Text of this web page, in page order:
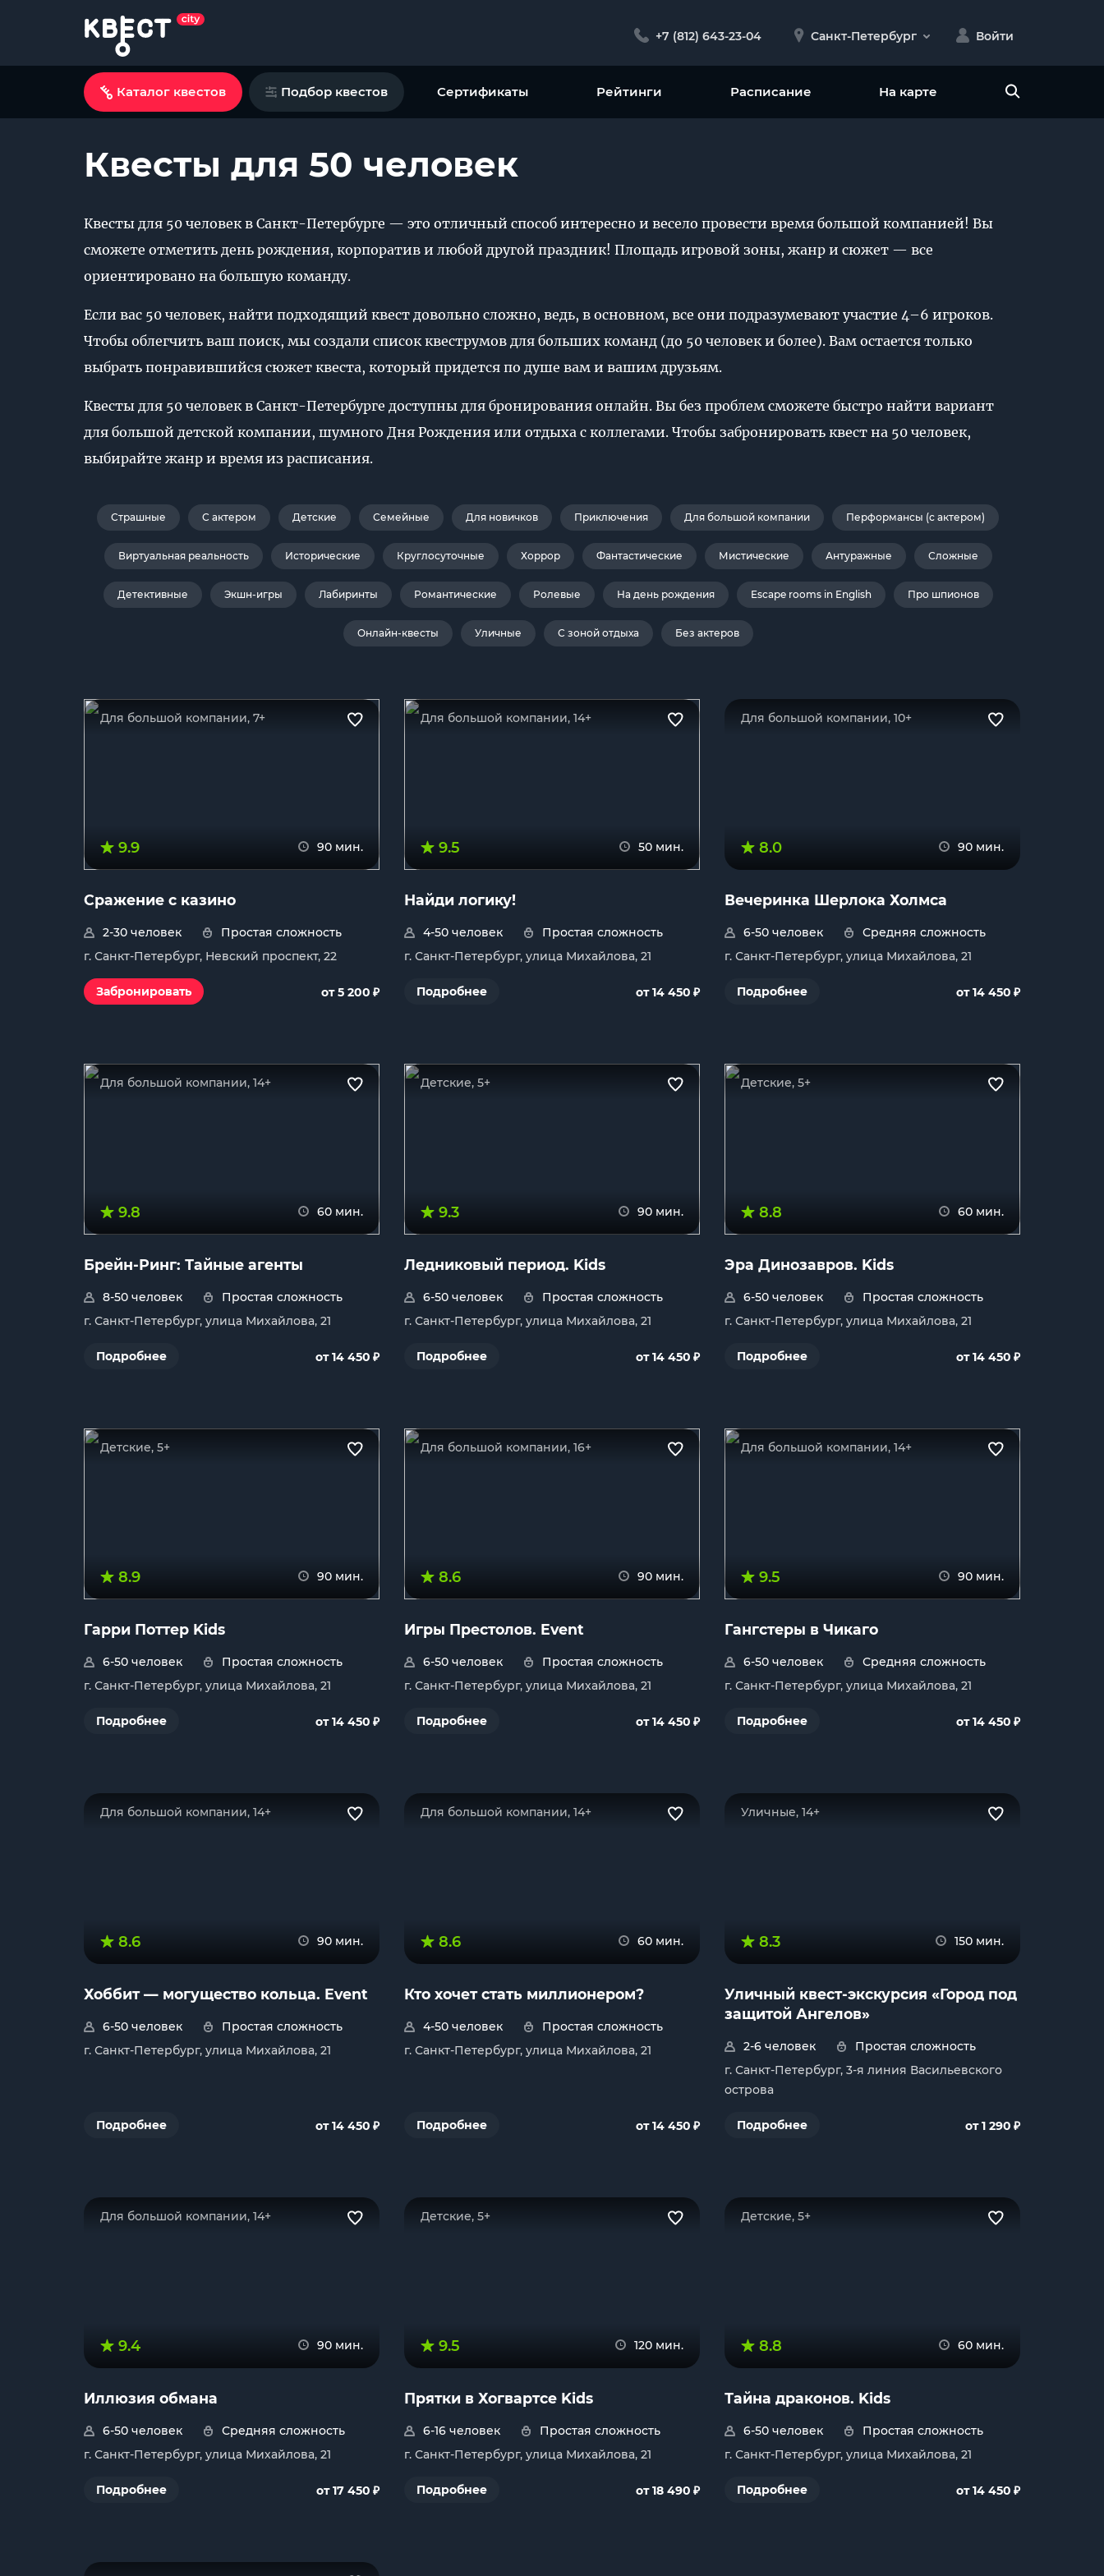
+7 (812) 643-23-04 Санкт-Петербург Войти
Каталог квестов Подбор квестов Сертификаты Рейтинги Расписание На карте
Квесты для 50 человек
Квесты для 50 человек в Санкт-Петербурге — это отличный способ интересно и весело провести время большой компанией! Вы
сможете отметить день рождения, корпоратив и любой другой праздник! Площадь игровой зоны, жанр и сюжет — все
ориентировано на большую команду.
Если вас 50 человек, найти подходящий квест довольно сложно, ведь, в основном, все они подразумевают участие 4–6 игроков.
Чтобы облегчить ваш поиск, мы создали список квеструмов для больших команд (до 50 человек и более). Вам остается только
выбрать понравившийся сюжет квеста, который придется по душе вам и вашим друзьям.
Квесты для 50 человек в Санкт-Петербурге доступны для бронирования онлайн. Вы без проблем сможете быстро найти вариант
для большой детской компании, шумного Дня Рождения или отдыха с коллегами. Чтобы забронировать квест на 50 человек,
выбирайте жанр и время из расписания.
Страшные С актером Детские Семейные Для новичков Приключения Для большой компании Перформансы (с актером)
Виртуальная реальность Исторические Круглосуточные Хоррор Фантастические Мистические Антуражные Сложные
Детективные Экшн-игры Лабиринты Романтические Ролевые На день рождения Escape rooms in English Про шпионов
Онлайн-квесты Уличные С зоной отдыха Без актеров
Для большой компании, 7+
9.9 90 мин.
Сражение с казино
2-30 человек
Простая сложность
г. Санкт-Петербург, Невский проспект, 22
Забронировать от 5 200 ₽
Для большой компании, 14+
9.5 50 мин.
Найди логику!
4-50 человек
Простая сложность
г. Санкт-Петербург, улица Михайлова, 21
Подробнее от 14 450 ₽
Для большой компании, 10+
8.0 90 мин.
Вечеринка Шерлока Холмса
6-50 человек
Средняя сложность
г. Санкт-Петербург, улица Михайлова, 21
Подробнее от 14 450 ₽
Для большой компании, 14+
9.8 60 мин.
Брейн-Ринг: Тайные агенты
8-50 человек
Простая сложность
г. Санкт-Петербург, улица Михайлова, 21
Подробнее от 14 450 ₽
Детские, 5+
9.3 90 мин.
Ледниковый период. Kids
6-50 человек
Простая сложность
г. Санкт-Петербург, улица Михайлова, 21
Подробнее от 14 450 ₽
Детские, 5+
8.8 60 мин.
Эра Динозавров. Kids
6-50 человек
Простая сложность
г. Санкт-Петербург, улица Михайлова, 21
Подробнее от 14 450 ₽
Детские, 5+
8.9 90 мин.
Гарри Поттер Kids
6-50 человек
Простая сложность
г. Санкт-Петербург, улица Михайлова, 21
Подробнее от 14 450 ₽
Для большой компании, 16+
8.6 90 мин.
Игры Престолов. Event
6-50 человек
Простая сложность
г. Санкт-Петербург, улица Михайлова, 21
Подробнее от 14 450 ₽
Для большой компании, 14+
9.5 90 мин.
Гангстеры в Чикаго
6-50 человек
Средняя сложность
г. Санкт-Петербург, улица Михайлова, 21
Подробнее от 14 450 ₽
Для большой компании, 14+
8.6 90 мин.
Хоббит — могущество кольца. Event
6-50 человек
Простая сложность
г. Санкт-Петербург, улица Михайлова, 21
Подробнее от 14 450 ₽
Для большой компании, 14+
8.6 60 мин.
Кто хочет стать миллионером?
4-50 человек
Простая сложность
г. Санкт-Петербург, улица Михайлова, 21
Подробнее от 14 450 ₽
Уличные, 14+
8.3 150 мин.
Уличный квест-экскурсия «Город под
защитой Ангелов»
2-6 человек
Простая сложность
г. Санкт-Петербург, 3-я линия Васильевского
острова
Подробнее от 1 290 ₽
Для большой компании, 14+
9.4 90 мин.
Иллюзия обмана
6-50 человек
Средняя сложность
г. Санкт-Петербург, улица Михайлова, 21
Подробнее от 17 450 ₽
Детские, 5+
9.5 120 мин.
Прятки в Хогвартсе Kids
6-16 человек
Простая сложность
г. Санкт-Петербург, улица Михайлова, 21
Подробнее от 18 490 ₽
Детские, 5+
8.8 60 мин.
Тайна драконов. Kids
6-50 человек
Простая сложность
г. Санкт-Петербург, улица Михайлова, 21
Подробнее от 14 450 ₽